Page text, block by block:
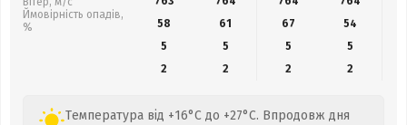
Ймовірність опадів,
%
58
61 67 54
5
5 5
5
2
2 2 2
Температура від +16°C до +27°C. Впродовж дня